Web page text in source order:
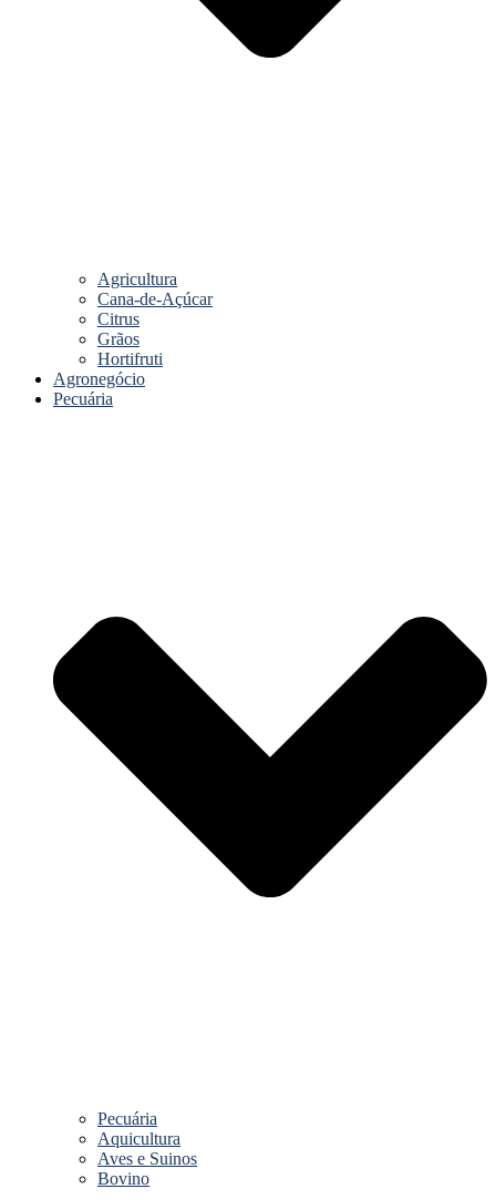
Agricultura
Cana-de-Açúcar
Citrus
Grãos
Hortifruti
Agronegócio
Pecuária
Pecuária
Aquicultura
Aves e Suinos
Bovino